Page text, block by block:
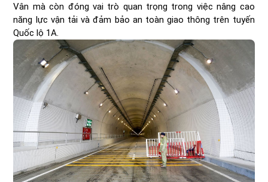
Vân mà còn đóng vai trò quan trọng trong việc nâng cao
năng lực vận tải và đảm bảo an toàn giao thông trên tuyến
Quốc lộ 1A.